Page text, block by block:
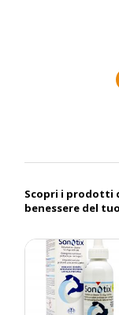
Scopri i prodotti
benessere del